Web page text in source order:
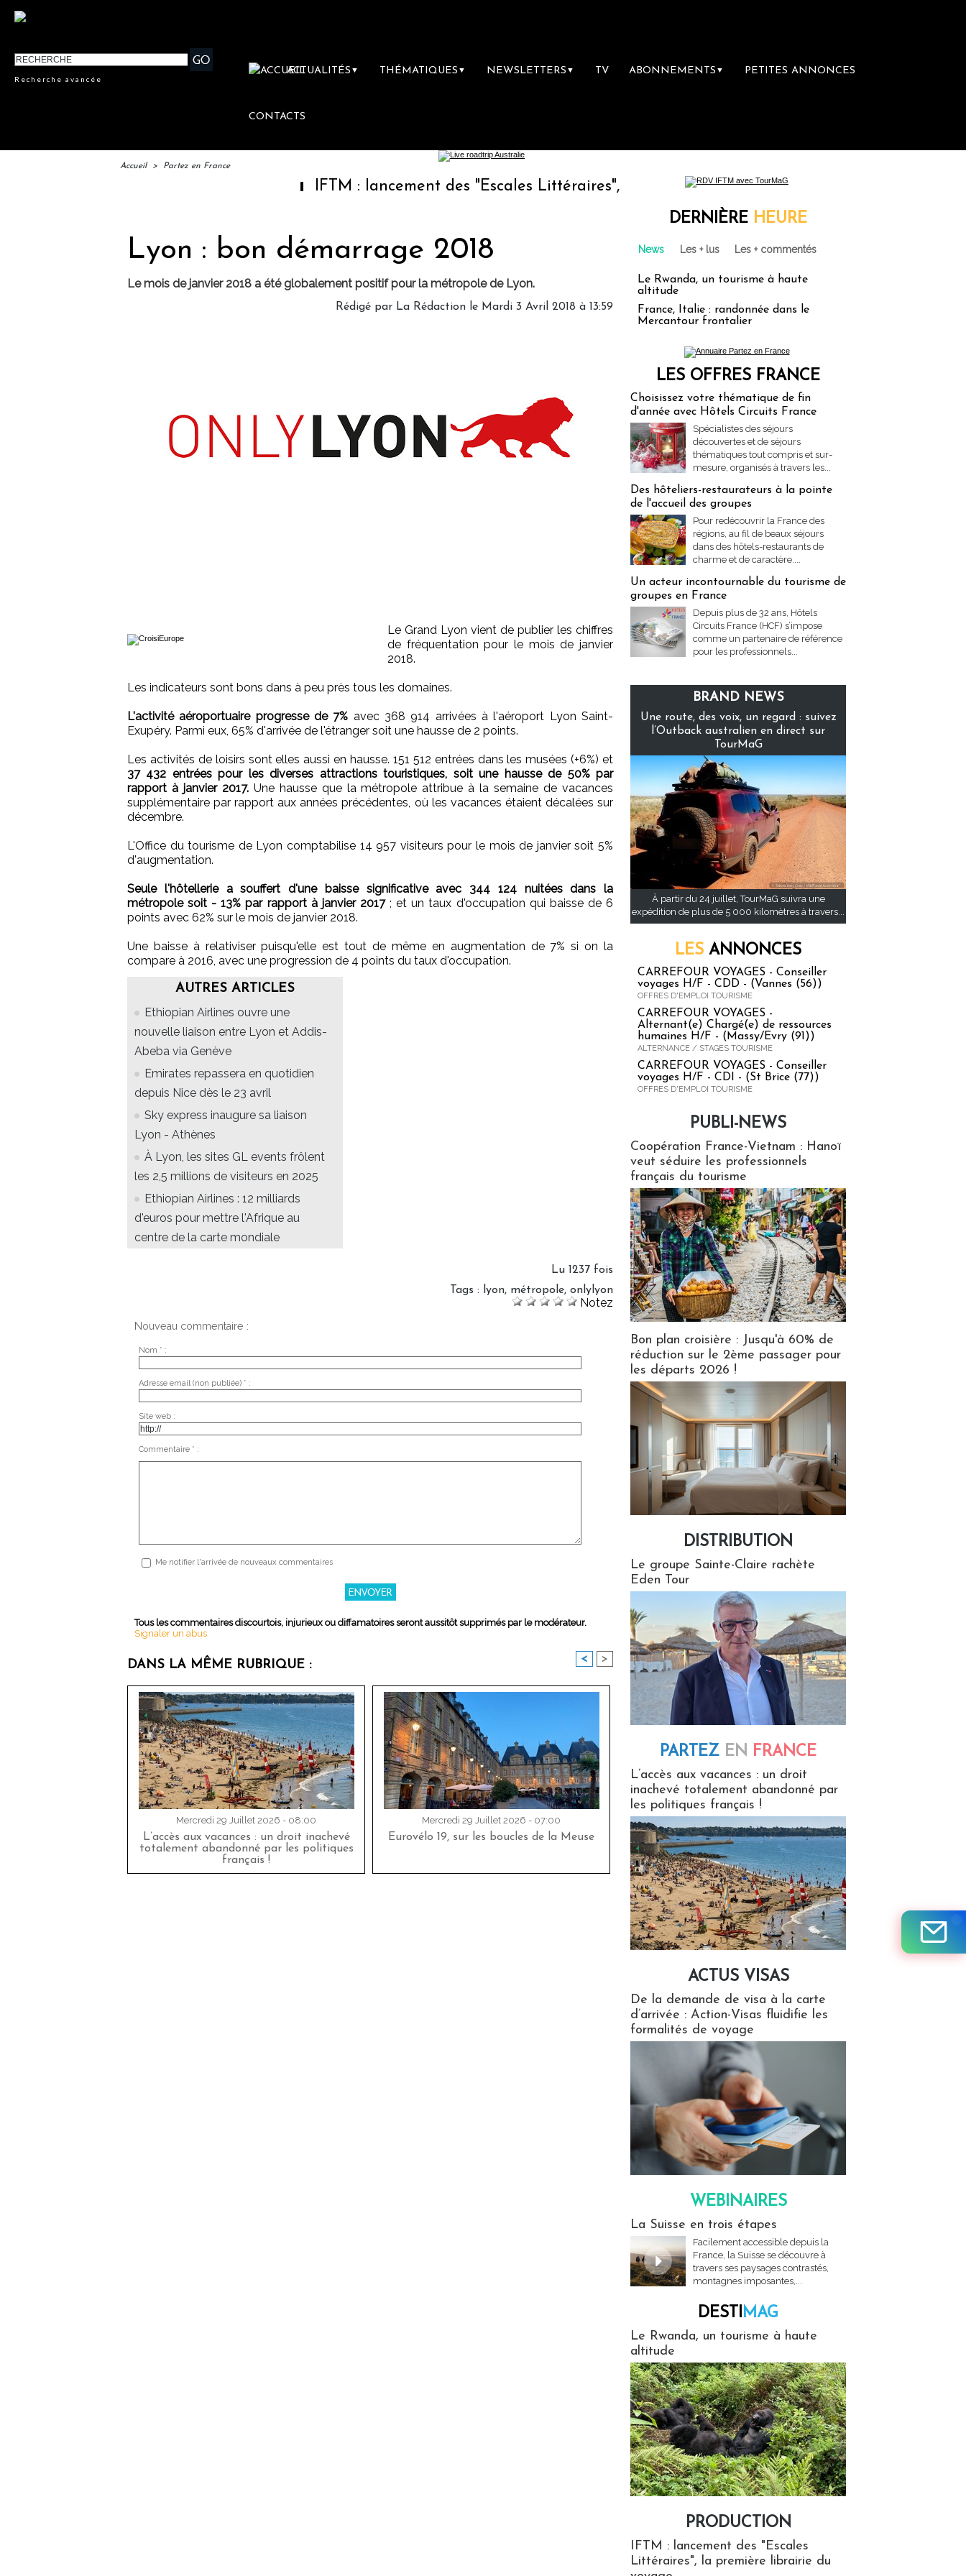
Recherche avancée
ACTUALITÉS ▼ THÉMATIQUES ▼ NEWSLETTERS ▼ TV ABONNEMENTS ▼ PETITES ANNONCES
CONTACTS
Accueil > Partez en France
IFTM : lancement des "Escales Littéraires", la première librairie du voyage
Lyon : bon démarrage 2018
Le mois de janvier 2018 a été globalement positif pour la métropole de Lyon.
Rédigé par La Rédaction le Mardi 3 Avril 2018 à 13:59
Le Grand Lyon vient de publier les chiffres
de fréquentation pour le mois de janvier
2018.
Les indicateurs sont bons dans à peu près tous les domaines.
L'activité aéroportuaire progresse de 7% avec 368 914 arrivées à l'aéroport Lyon Saint-
Exupéry. Parmi eux, 65% d'arrivée de l'étranger soit une hausse de 2 points.
Les activités de loisirs sont elles aussi en hausse. 151 512 entrées dans les musées (+6%) et
37 432 entrées pour les diverses attractions touristiques, soit une hausse de 50% par
rapport à janvier 2017.Une hausse que la métropole attribue à la semaine de vacances
supplémentaire par rapport aux années précédentes, où les vacances étaient décalées sur
décembre.
L'Office du tourisme de Lyon comptabilise 14 957 visiteurs pour le mois de janvier soit 5%
d'augmentation.
Seule l'hôtellerie a souffert d'une baisse significative avec 344 124 nuitées dans la
métropole soit - 13% par rapport à janvier 2017; et un taux d'occupation qui baisse de 6
points avec 62% sur le mois de janvier 2018.
Une baisse à relativiser puisqu'elle est tout de même en augmentation de 7% si on la
compare à 2016, avec une progression de 4 points du taux d'occupation.
AUTRES ARTICLES
Ethiopian Airlines ouvre une
nouvelle liaison entre Lyon et Addis-
Abeba via Genève
Emirates repassera en quotidien
depuis Nice dès le 23 avril
Sky express inaugure sa liaison
Lyon - Athènes
À Lyon, les sites GL events frôlent
les 2,5 millions de visiteurs en 2025
Ethiopian Airlines : 12 milliards
d'euros pour mettre l'Afrique au
centre de la carte mondiale
Lu 1237 fois
Tags : lyon, métropole, onlylyon
Notez
Nouveau commentaire :
Nom * :
Adresse email (non publiée) * :
Site web :
Commentaire * :
Me notifier l'arrivée de nouveaux commentaires
Tous les commentaires discourtois, injurieux ou diffamatoires seront aussitôt supprimés par le modérateur.
Signaler un abus
DANS LA MÊME RUBRIQUE : < >
Mercredi 29 Juillet 2026 - 08:00
L’accès aux vacances : un droit inachevé
totalement abandonné par les politiques
français !
Mercredi 29 Juillet 2026 - 07:00
Eurovélo 19, sur les boucles de la Meuse
DERNIÈRE HEURE
News Les + lus Les + commentés
Le Rwanda, un tourisme à haute
altitude
France, Italie : randonnée dans le
Mercantour frontalier
LES OFFRES FRANCE
Choisissez votre thématique de fin
d'année avec Hôtels Circuits France
Spécialistes des séjours
découvertes et de séjours
thématiques tout compris et sur-
mesure, organisés à travers les...
Des hôteliers-restaurateurs à la pointe
de l'accueil des groupes
Pour redécouvrir la France des
régions, au fil de beaux séjours
dans des hôtels-restaurants de
charme et de caractère....
Un acteur incontournable du tourisme de
groupes en France
Depuis plus de 32 ans, Hôtels
Circuits France (HCF) s’impose
comme un partenaire de référence
pour les professionnels...
BRAND NEWS
Une route, des voix, un regard : suivez
l’Outback australien en direct sur
TourMaG
À partir du 24 juillet, TourMaG suivra une
expédition de plus de 5 000 kilomètres à travers...
LES ANNONCES
CARREFOUR VOYAGES - Conseiller
voyages H/F - CDD - (Vannes (56))
OFFRES D'EMPLOI TOURISME
CARREFOUR VOYAGES -
Alternant(e) Chargé(e) de ressources
humaines H/F - (Massy/Evry (91))
ALTERNANCE / STAGES TOURISME
CARREFOUR VOYAGES - Conseiller
voyages H/F - CDI - (St Brice (77))
OFFRES D'EMPLOI TOURISME
PUBLI-NEWS
Coopération France-Vietnam : Hanoï
veut séduire les professionnels
français du tourisme
Bon plan croisière : Jusqu'à 60% de
réduction sur le 2ème passager pour
les départs 2026 !
DISTRIBUTION
Le groupe Sainte-Claire rachète
Eden Tour
PARTEZ EN FRANCE
L’accès aux vacances : un droit
inachevé totalement abandonné par
les politiques français !
ACTUS VISAS
De la demande de visa à la carte
d’arrivée : Action-Visas fluidifie les
formalités de voyage
WEBINAIRES
La Suisse en trois étapes
Facilement accessible depuis la
France, la Suisse se découvre à
travers ses paysages contrastés,
montagnes imposantes,...
DESTIMAG
Le Rwanda, un tourisme à haute
altitude
PRODUCTION
IFTM : lancement des "Escales
Littéraires", la première librairie du